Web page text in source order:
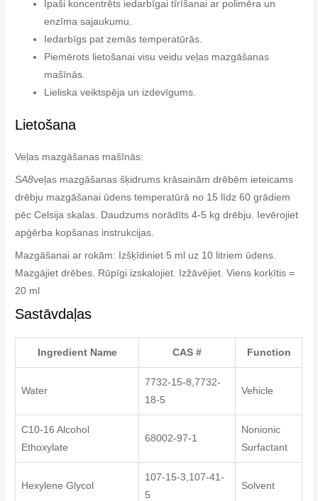
Īpaši koncentrēts iedarbīgai tīrīšanai ar polimēra un
enzīma sajaukumu.
Iedarbīgs pat zemās temperatūrās.
Piemērots lietošanai visu veidu veļas mazgāšanas
mašīnās.
Lieliska veiktspēja un izdevīgums.
Lietošana
Veļas mazgāšanas mašīnās:
SA8veļas mazgāšanas šķidrums krāsainām drēbēm ieteicams
drēbju mazgāšanai ūdens temperatūrā no 15 līdz 60 grādiem
pēc Celsija skalas. Daudzums norādīts 4-5 kg drēbju. Ievērojiet
apģērba kopšanas instrukcijas.
Mazgāšanai ar rokām: Izšķīdiniet 5 ml uz 10 litriem ūdens.
Mazgājiet drēbes. Rūpīgi izskalojiet. Izžāvējiet. Viens korķītis =
20 ml
Sastāvdaļas
Ingredient Name CAS # Function
Water
7732-15-8,7732-
18-5
Vehicle
C10-16 Alcohol
Ethoxylate
68002-97-1
Nonionic
Surfactant
Hexylene Glycol
107-15-3,107-41-
5
Solvent